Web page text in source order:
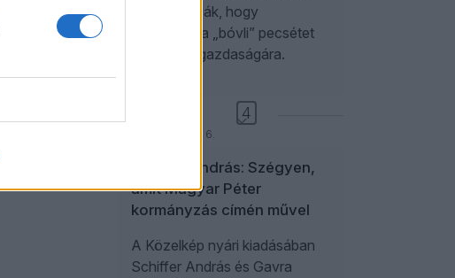
készen várják, hogy
rányomják a „bóvli” pecsétet
az ország gazdaságára.
2026. augusztus 6.
4
Schiffer András: Szégyen,
amit Magyar Péter
kormányzás címén művel
A Közelkép nyári kiadásában
Schiffer András és Gavra